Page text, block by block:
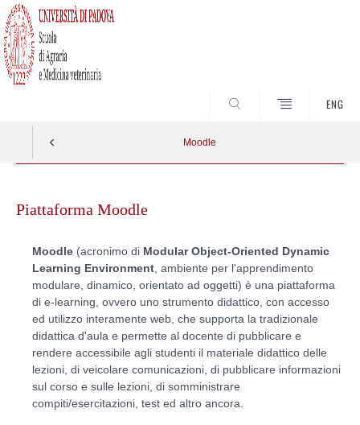
ENG
Moodle
contentPiattaforma Moodle
Moodle (acronimo di Modular Object-Oriented Dynamic
Learning Environment , ambiente per l'apprendimento
modulare, dinamico, orientato ad oggetti) è una piattaforma
di e-learning, ovvero uno strumento didattico, con accesso
ed utilizzo interamente web, che supporta la tradizionale
didattica d'aula e permette al docente di pubblicare e
rendere accessibile agli studenti il materiale didattico delle
lezioni, di veicolare comunicazioni, di pubblicare informazioni
sul corso e sulle lezioni, di somministrare
compiti/esercitazioni, test ed altro ancora.